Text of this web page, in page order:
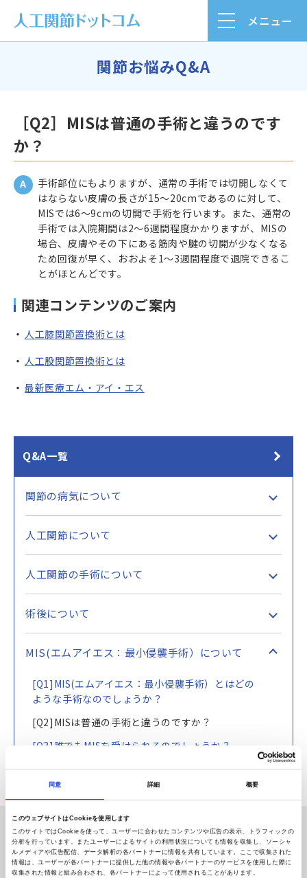
同意 詳細 概要
このウェブサイトはCookieを使用します
このサイトではCookieを使って、ユーザーに合わせたコンテンツや広告の表示、トラフィックの
分析を行っています。またユーザーによるサイトの利用状況についても情報を収集し、ソーシャ
ルメディアや広告配信、データ解析の各パートナーに情報を共有しています。ここで収集された
情報は、ユーザーが各パートナーに提供した他の情報や各パートナーのサービスを使用した際に
収集された情報と組み合わされ、各パートナーによって使用されることがあります。
メニュー
関節お悩みQ&A
［Q2］MISは普通の手術と違うのです
か？
手術部位にもよりますが、通常の手術では切開しなくて
はならない皮膚の長さが15～20cmであるのに対して、
MISでは6～9cmの切開で手術を行います。また、通常の
手術では入院期間は2～6週間程度かかりますが、MISの
場合、皮膚やその下にある筋肉や腱の切開が少なくなる
ため回復が早く、おおよそ1～3週間程度で退院できるこ
とがほとんどです。
関連コンテンツのご案内
人工膝関節置換術とは
人工股関節置換術とは
最新医療エム・アイ・エス
Q&A一覧
関節の病気について
人工関節について
人工関節の手術について
術後について
MIS(エムアイエス：最小侵襲手術）について
[Q1]MIS(エムアイエス：最小侵襲手術）とはどの
ような手術なのでしょうか？
[Q2]MISは普通の手術と違うのですか？
[Q3]誰でもMISを受けられるのでしょうか？
ホーム
関節お悩みQ&A
MIS(エムアイエス：最小侵襲手術）について
［Q2］MISは普通の手術と違うのですか？